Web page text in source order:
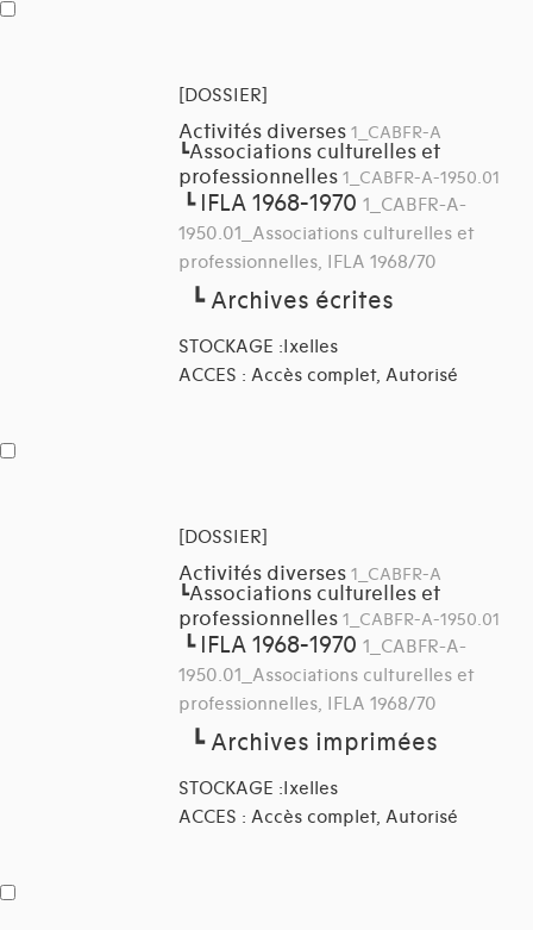
[DOSSIER]
Activités diverses 1_CABFR-A
┗Associations culturelles et
professionnelles 1_CABFR-A-1950.01
┗ IFLA 1968-1970 1_CABFR-A-
1950.01_Associations culturelles et
professionnelles, IFLA 1968/70
┗Archives écrites
STOCKAGE :Ixelles
ACCES : Accès complet, Autorisé
[DOSSIER]
Activités diverses 1_CABFR-A
┗Associations culturelles et
professionnelles 1_CABFR-A-1950.01
┗ IFLA 1968-1970 1_CABFR-A-
1950.01_Associations culturelles et
professionnelles, IFLA 1968/70
┗Archives imprimées
STOCKAGE :Ixelles
ACCES : Accès complet, Autorisé